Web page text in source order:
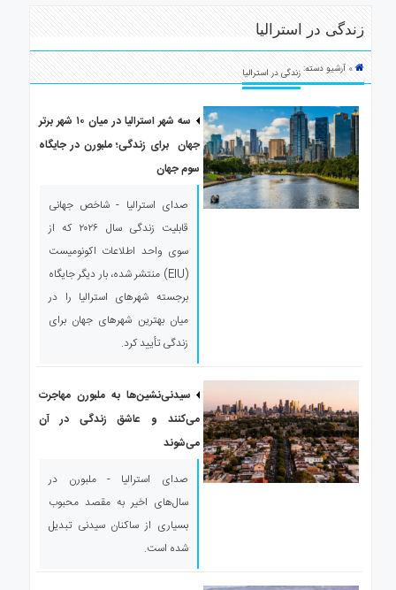
استرالیا
درباره
زندگی در استرالیا
» آرشیو دسته:زندگی در استرالیا
سه شهر استرالیا در میان ۱۰ شهر برتر
جهان برای زندگی؛ ملبورن در جایگاه
سوم جهان
صدای استرالیا - شاخص جهانی
قابلیت زندگی سال ۲۰۲۶ که از
سوی واحد اطلاعات اکونومیست
(EIU) منتشر شده، بار دیگر جایگاه
برجسته شهرهای استرالیا را در
میان بهترین شهرهای جهان برای
زندگی تأیید کرد.
سیدنی‌نشین‌ها به ملبورن مهاجرت
می‌کنند و عاشق زندگی در آن
می‌شوند
صدای استرالیا - ملبورن در
سال‌های اخیر به مقصد محبوب
بسیاری از ساکنان سیدنی تبدیل
شده است.